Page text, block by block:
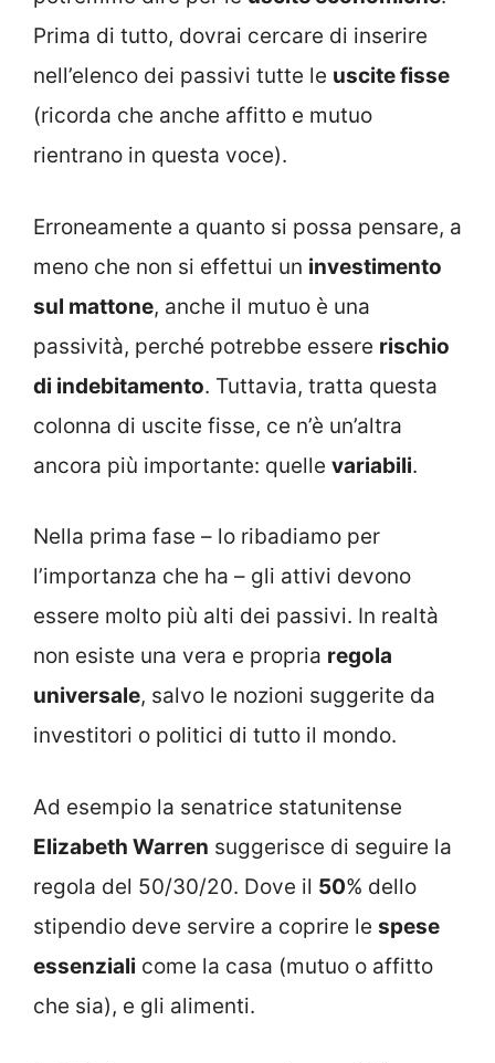
Prima di tutto, dovrai cercare di inserire
nell’elenco dei passivi tutte le uscite fisse
(ricorda che anche affitto e mutuo
rientrano in questa voce).
Erroneamente a quanto si possa pensare, a
meno che non si effettui un investimento
sul mattone, anche il mutuo è una
passività, perché potrebbe essere rischio
di indebitamento. Tuttavia, tratta questa
colonna di uscite fisse, ce n’è un’altra
ancora più importante: quelle variabili.
Nella prima fase – lo ribadiamo per
l’importanza che ha – gli attivi devono
essere molto più alti dei passivi. In realtà
non esiste una vera e propria regola
universale, salvo le nozioni suggerite da
investitori o politici di tutto il mondo.
Ad esempio la senatrice statunitense
Elizabeth Warren suggerisce di seguire la
regola del 50/30/20. Dove il 50% dello
stipendio deve servire a coprire le spese
essenziali come la casa (mutuo o affitto
che sia), e gli alimenti.